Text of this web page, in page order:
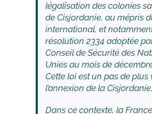
légalisation des colonies
de Cisjordanie, au mépris
international, et
résolution 2334 adoptée
Conseil de Sécurité des
Unies au mois de
Cette loi est un pas de plus
l’annexion de la Cisjordanie.
Dans ce contexte, la